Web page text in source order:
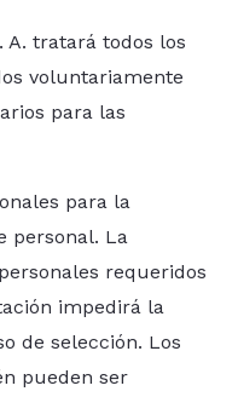
A. tratará todos los
voluntariamente
para las
para la
personal. La
requeridos
impedirá la
de selección. Los
pueden ser